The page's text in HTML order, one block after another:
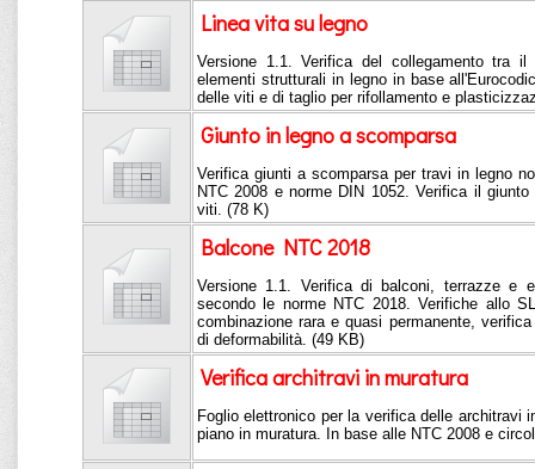
Linea vita su legno
Versione 1.1. Verifica del collegamento tra
elementi strutturali in legno in base
delle viti e di taglio per rifollamento e
Giunto in legno a scomparsa
Verifica giunti a scomparsa per travi in legno
NTC 2008 e norme DIN 1052. Verifica il
viti. (78 K)
Balcone NTC 2018
Versione 1.1. Verifica di balconi, terrazze e
secondo le norme NTC 2018. Verifiche allo
combinazione rara e quasi permanente,
di deformabilità. (49 KB)
Verifica architravi in muratura
Foglio elettronico per la verifica delle architravi
piano in muratura. In base alle NTC 2008 e